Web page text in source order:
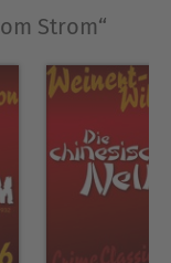
scheint die
von Scotland
Nichts
erweisen sich
in Atem
Strom“